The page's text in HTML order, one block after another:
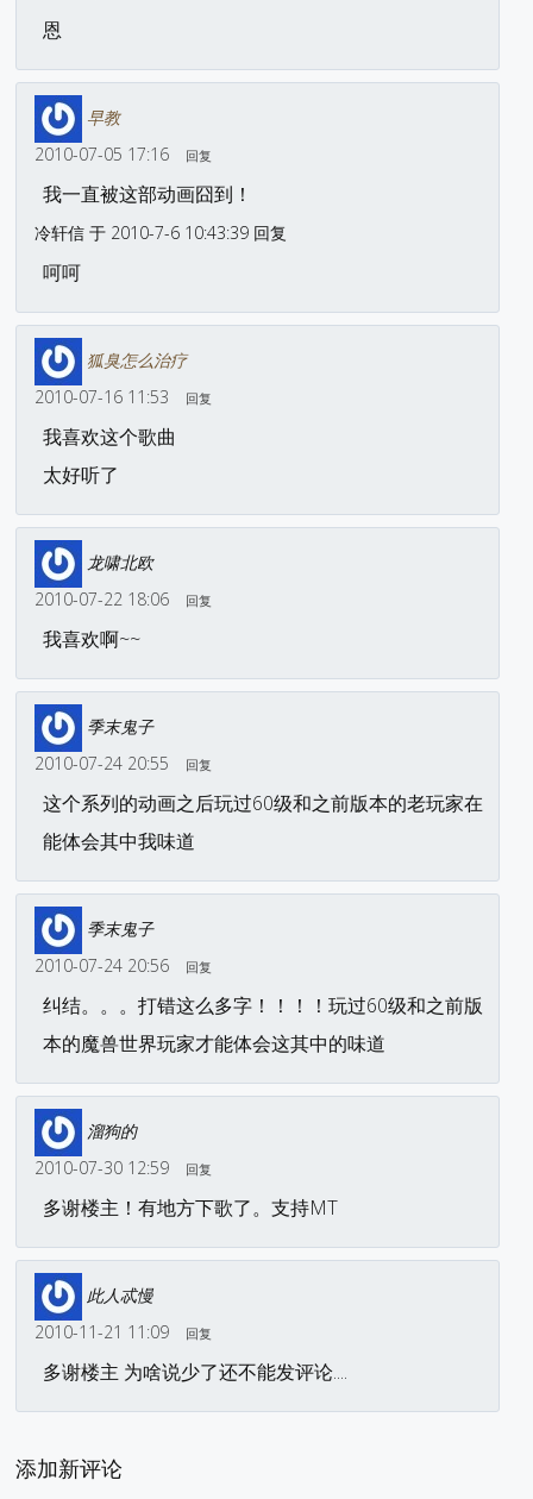
恩
早教
2010-07-05 17:16
回复
我一直被这部动画囧到！
冷轩信 于 2010-7-6 10:43:39 回复
呵呵
狐臭怎么治疗
2010-07-16 11:53
回复
我喜欢这个歌曲
太好听了
龙啸北欧
2010-07-22 18:06
回复
我喜欢啊~~
季末鬼子
2010-07-24 20:55
回复
这个系列的动画之后玩过60级和之前版本的老玩家在
能体会其中我味道
季末鬼子
2010-07-24 20:56
回复
纠结。。。打错这么多字！！！！玩过60级和之前版
本的魔兽世界玩家才能体会这其中的味道
溜狗的
2010-07-30 12:59
回复
多谢楼主！有地方下歌了。支持MT
此人忒慢
2010-11-21 11:09
回复
多谢楼主 为啥说少了还不能发评论....
添加新评论